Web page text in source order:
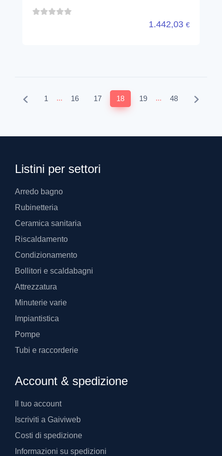
1.442,03 €
1 ... 16 17 18 19 ... 48
Listini per settori
Arredo bagno
Rubinetteria
Ceramica sanitaria
Riscaldamento
Condizionamento
Bollitori e scaldabagni
Attrezzatura
Minuterie varie
Impiantistica
Pompe
Tubi e raccorderie
Account & spedizione
Il tuo account
Iscriviti a Gaiviweb
Costi di spedizione
Informazioni su spedizioni